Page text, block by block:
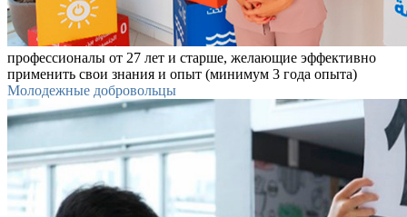
профессионалы от 27 лет и старше, желающие эффективно
применить свои знания и опыт (минимум 3 года опыта)
Молодежные добровольцы